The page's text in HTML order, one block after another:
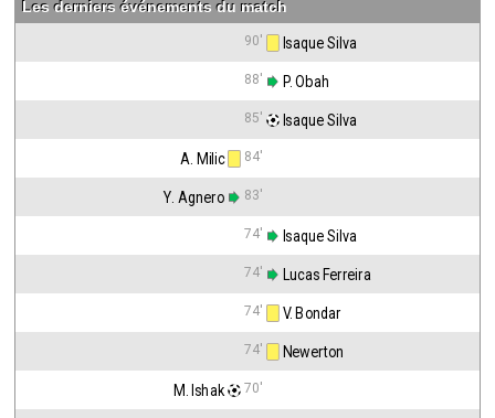
Les derniers événements du match
90' Isaque Silva
88' P. Obah
85' Isaque Silva
A. Milic 84'
Y. Agnero 83'
74' Isaque Silva
74' Lucas Ferreira
74' V. Bondar
74' Newerton
M. Ishak 70'